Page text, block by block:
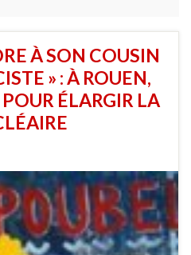
À SON COUSIN
» : À ROUEN,
ÉLARGIR LA